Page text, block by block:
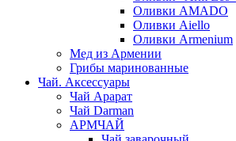
Оливки AMADO
Оливки Aiello
Оливки Armenium
Мед из Армении
Грибы маринованные
Чай. Аксессуары
Чай Арарат
Чай Darman
АРМЧАЙ